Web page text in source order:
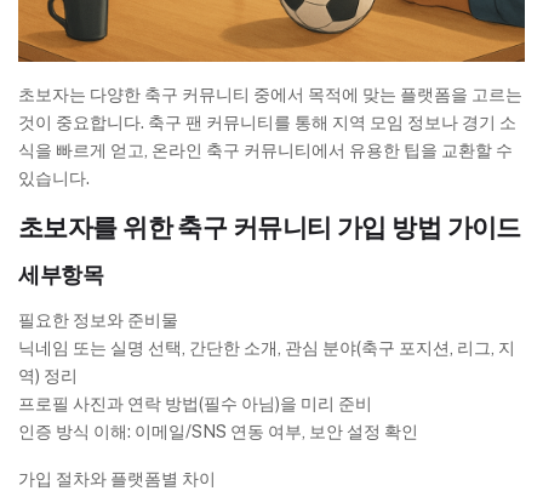
초보자는 다양한 축구 커뮤니티 중에서 목적에 맞는 플랫폼을 고르는
것이 중요합니다. 축구 팬 커뮤니티를 통해 지역 모임 정보나 경기 소
식을 빠르게 얻고, 온라인 축구 커뮤니티에서 유용한 팁을 교환할 수
있습니다.
초보자를 위한 축구 커뮤니티 가입 방법 가이드
세부항목
필요한 정보와 준비물
닉네임 또는 실명 선택, 간단한 소개, 관심 분야(축구 포지션, 리그, 지
역) 정리
프로필 사진과 연락 방법(필수 아님)을 미리 준비
인증 방식 이해: 이메일/SNS 연동 여부, 보안 설정 확인
가입 절차와 플랫폼별 차이